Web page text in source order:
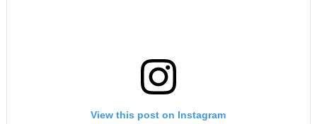
View this post on Instagram